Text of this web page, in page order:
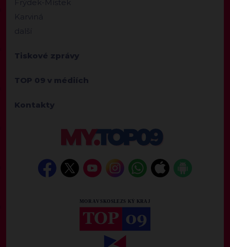
Frýdek-Místek
Karviná
další
Tiskové zprávy
TOP 09 v médiích
Kontakty